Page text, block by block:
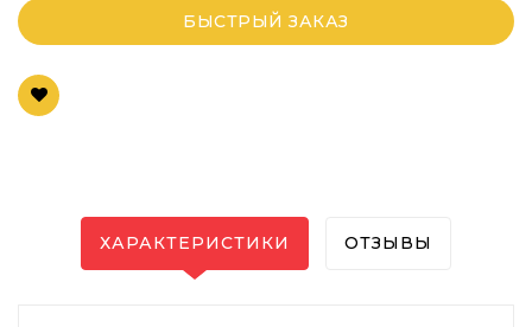
БЫСТРЫЙ ЗАКАЗ
ХАРАКТЕРИСТИКИ ОТЗЫВЫ